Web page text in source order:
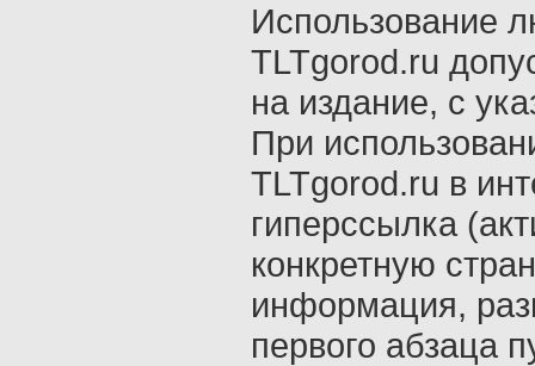
Использование
TLTgorod.ru
на издание, с
При
TLTgorod.ru в
гиперссылка
конкретную
информация,
первого абзаца